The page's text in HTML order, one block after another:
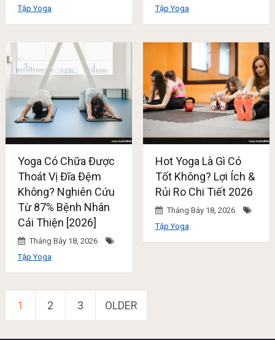
Tập Yoga
Tập Yoga
Yoga Có Chữa Được
Thoát Vị Đĩa Đệm
Không? Nghiên Cứu
Từ 87% Bệnh Nhân
Cải Thiện [2026]
Tháng Bảy 18, 2026
Tập Yoga
Hot Yoga Là Gì Có
Tốt Không? Lợi Ích &
Rủi Ro Chi Tiết 2026
Tháng Bảy 18, 2026
Tập Yoga
Điều
hướng
1 2 3 OLDER